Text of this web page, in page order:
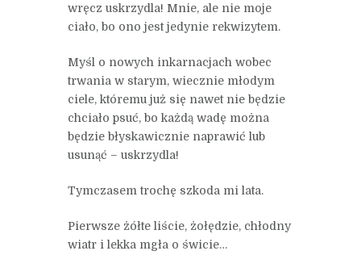
wręcz uskrzydla! Mnie, ale nie moje
ciało, bo ono jest jedynie rekwizytem.
Myśl o nowych inkarnacjach wobec
trwania w starym, wiecznie młodym
ciele, któremu już się nawet nie będzie
chciało psuć, bo każdą wadę można
będzie błyskawicznie naprawić lub
usunąć – uskrzydla!
Tymczasem trochę szkoda mi lata.
Pierwsze żółte liście, żołędzie, chłodny
wiatr i lekka mgła o świcie…